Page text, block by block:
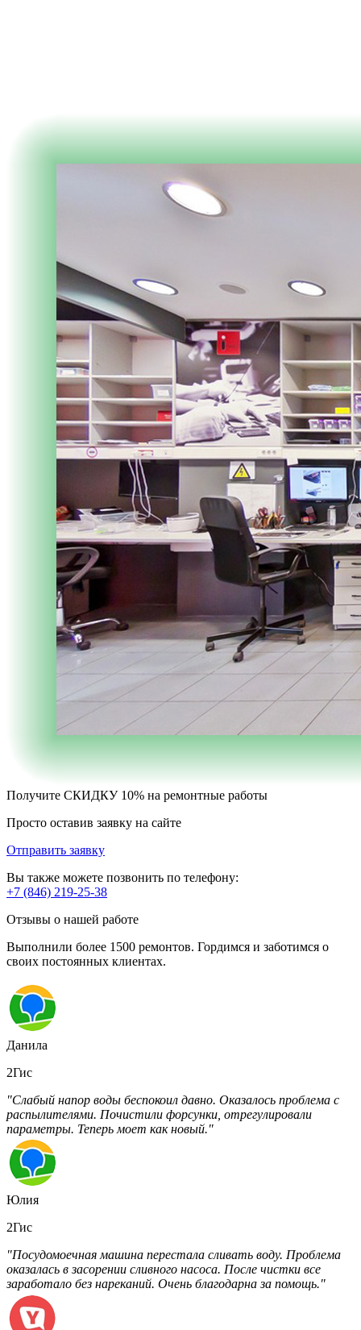
Получите СКИДКУ 10% на ремонтные работы
Просто оставив заявку на сайте
Отправить заявку
Вы также можете позвонить по телефону:
+7 (846) 219-25-38
Отзывы о нашей работе
Выполнили более 1500 ремонтов. Гордимся и заботимся о
своих постоянных клиентах.
Данила
2Гис
"Слабый напор воды беспокоил давно. Оказалось проблема с
распылителями. Почистили форсунки, отрегулировали
параметры. Теперь моет как новый."
Юлия
2Гис
"Посудомоечная машина перестала сливать воду. Проблема
оказалась в засорении сливного насоса. После чистки все
заработало без нареканий. Очень благодарна за помощь."